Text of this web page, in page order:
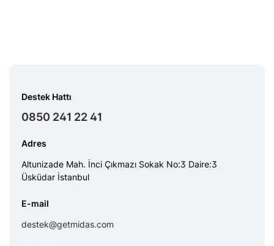
Destek Hattı
0850 241 22 41
Adres
Altunizade Mah. İnci Çıkmazı Sokak No:3 Daire:3
Üsküdar İstanbul
E-mail
destek@getmidas.com